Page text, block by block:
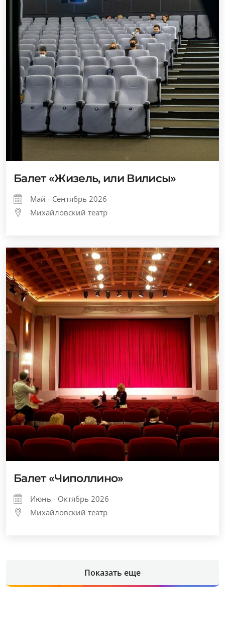
Балет «Жизель, или Вилисы»
Май - Сентябрь 2026
Михайловский театр
Балет «Чиполлино»
Июнь - Октябрь 2026
Михайловский театр
Показать еще